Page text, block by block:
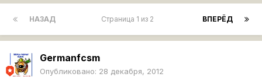
НАЗАД ВПЕРЁД
Страница 1 из 2
Germanfcsm
Опубликовано: 28 декабря, 2012